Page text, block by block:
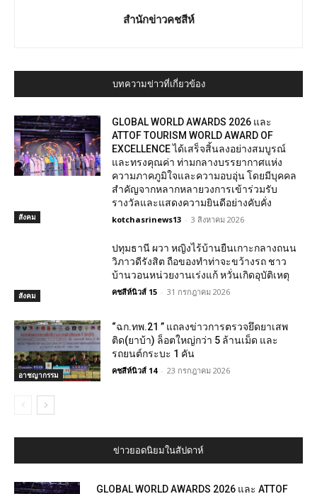
สำนักข่าวคชสีห์
บทความข่าวที่เกี่ยวข้อง
สังคม
GLOBAL WORLD AWARDS 2026 และ
ATTOF TOURISM WORLD AWARD OF
EXCELLENCE ได้เสร็จสิ้นลงอย่างสมบูรณ์
และทรงคุณค่า ท่ามกลางบรรยากาศแห่ง
ความภาคภูมิใจและความอบอุ่น โดยมีบุคคล
สำคัญจากหลากหลายวงการเข้าร่วมรับ
รางวัลและแสดงความยินดีอย่างคับคั่ง
kotchasrinews13 - 3 สิงหาคม 2026
สังคม
ปทุมธานี ผวา หญิงไร้บ้านยืนเกาะกลางถนน
วิภาวดีรังสิต ถือของทำท่าจะขว้างรถ ชาว
บ้านวอนหน่วยงานเร่งแก้ หวั่นเกิดอุบัติเหตุ
คชสีห์นิวส์ 15 - 31 กรกฎาคม 2026
อาชญากรรม
“ฉก.ทพ.21 ” แถลงข่าวการตรวจยึดยาเสพ
ติด(ยาบ้า) ล็อตใหญ่กว่า 5 ล้านเม็ด และ
รถยนต์กระบะ 1 คัน
คชสีห์นิวส์ 14 - 23 กรกฎาคม 2026
ข่าวยอดนิยมในสัปดาห์
GLOBAL WORLD AWARDS 2026 และ ATTOF